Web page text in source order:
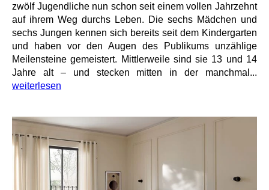
zwölf Jugendliche nun schon seit einem vollen Jahrzehnt
auf ihrem Weg durchs Leben. Die sechs Mädchen und
sechs Jungen kennen sich bereits seit dem Kindergarten
und haben vor den Augen des Publikums unzählige
Meilensteine gemeistert. Mittlerweile sind sie 13 und 14
Jahre alt – und stecken mitten in der manchmal...
weiterlesen